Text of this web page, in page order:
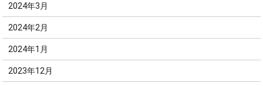
2024年3月
2024年2月
2024年1月
2023年12月